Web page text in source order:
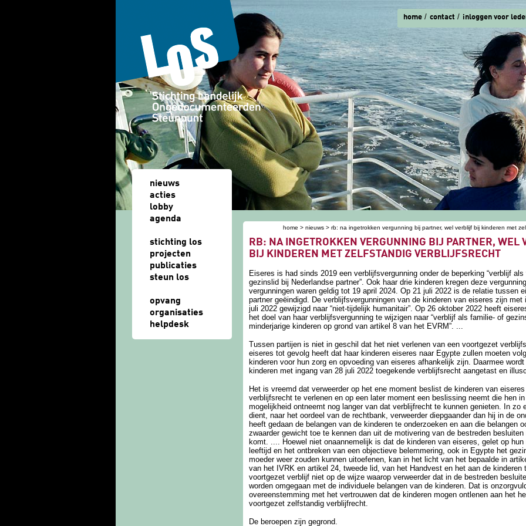
home contact inloggen voor
nieuws
acties
lobby
agenda
stichting los
projecten
publicaties
steun los
opvang
organisaties
helpdesk
home > nieuws > rb: na ingetrokken vergunning bij partner, wel verblijf bij kinderen met
RB: NA INGETROKKEN VERGUNNING BIJ PARTNER, WEL
BIJ KINDEREN MET ZELFSTANDIG VERBLIJFSRECHT
Eiseres is had sinds 2019 een verblijfsvergunning onder de beperking “verblijf
gezinslid bij Nederlandse partner”. Ook haar drie kinderen kregen deze
vergunningen waren geldig tot 19 april 2024. Op 21 juli 2022 is de relatie tussen
partner geëindigd. De verblijfsvergunningen van de kinderen van eiseres zijn met
juli 2022 gewijzigd naar “niet-tijdelijk humanitair”. Op 26 oktober 2022 heeft
het doel van haar verblijfsvergunning te wijzigen naar “verblijf als familie- of
minderjarige kinderen op grond van artikel 8 van het EVRM”. ...
Tussen partijen is niet in geschil dat het niet verlenen van een voortgezet
eiseres tot gevolg heeft dat haar kinderen eiseres naar Egypte zullen moeten
kinderen voor hun zorg en opvoeding van eiseres afhankelijk zijn. Daarmee
kinderen met ingang van 28 juli 2022 toegekende verblijfsrecht aangetast en
Het is vreemd dat verweerder op het ene moment beslist de kinderen van
verblijfsrecht te verlenen en op een later moment een beslissing neemt die hen
mogelijkheid ontneemt nog langer van dat verblijfrecht te kunnen genieten. In zo
dient, naar het oordeel van de rechtbank, verweerder diepgaander dan hij in de
heeft gedaan de belangen van de kinderen te onderzoeken en aan die belangen
zwaarder gewicht toe te kennen dan uit de motivering van de bestreden besluiten
komt. .... Hoewel niet onaannemelijk is dat de kinderen van eiseres, gelet op hun
leeftijd en het ontbreken van een objectieve belemmering, ook in Egypte het
moeder weer zouden kunnen uitoefenen, kan in het licht van het bepaalde in
van het IVRK en artikel 24, tweede lid, van het Handvest en het aan de kinderen
voortgezet verblijf niet op de wijze waarop verweerder dat in de bestreden
worden omgegaan met de individuele belangen van de kinderen. Dat is
overeenstemming met het vertrouwen dat de kinderen mogen ontlenen aan het
voortgezet zelfstandig verblijfrecht.
De beroepen zijn gegrond.